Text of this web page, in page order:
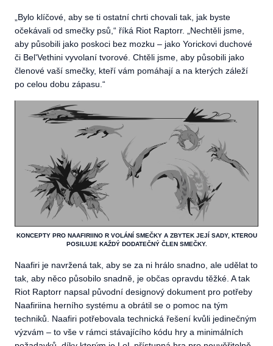
„Bylo klíčové, aby se ti ostatní chrti chovali tak, jak byste
očekávali od smečky psů,“ říká Riot Raptorr. „Nechtěli jsme,
aby působili jako poskoci bez mozku – jako Yorickovi duchové
či Bel'Vethini vyvolaní tvorové. Chtěli jsme, aby působili jako
členové vaší smečky, kteří vám pomáhají a na kterých záleží
po celou dobu zápasu.“
KONCEPTY PRO NAAFIRIINO R VOLÁNÍ SMEČKY A ZBYTEK JEJÍ SADY, KTEROU
POSILUJE KAŽDÝ DODATEČNÝ ČLEN SMEČKY.
Naafiri je navržená tak, aby se za ni hrálo snadno, ale udělat to
tak, aby něco působilo snadně, je občas opravdu těžké. A tak
Riot Raptorr napsal původní designový dokument pro potřeby
Naafiriina herního systému a obrátil se o pomoc na tým
techniků. Naafiri potřebovala technická řešení kvůli jedinečným
výzvám – to vše v rámci stávajícího kódu hry a minimálních